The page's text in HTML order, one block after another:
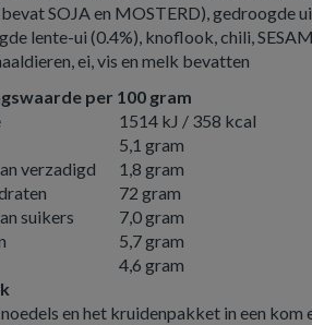
SOJA en MOSTERD), gedroogde
lente-ui (0.4%), knoflook, chili,
ei, vis en melk bevatten
per 100 gram
1514 kJ / 358 kcal
5,1 gram
verzadigd
1,8 gram
72 gram
suikers
7,0 gram
5,7 gram
4,6 gram
en het kruidenpakket in een